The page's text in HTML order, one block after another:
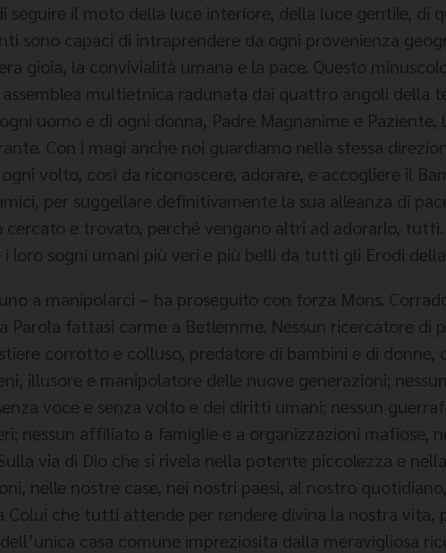
seguire il moto della luce interiore, della luce gentile, di
sono capaci di intraprendere da ogni provenienza
gioia, la convivialità umana e la pace. Questo
multietnica radunata dai quattro angoli della
uomo e di ogni donna, Padre Magnanime e
Con i magi anche noi guardiamo nella stessa
volto, così da riconoscere, adorare, e accogliere il
per suggellare definitivamente la sua alleanza di
cercato e trovato, perché vengano altri ad adorarlo,
loro sogni umani più veri e più belli da tutti gli Erodi
a manipolarci – ha proseguito con forza Mons.
Parola fattasi carme a Betlemme. Nessun ricercatore
corrotto e colluso, predatore di bambini e di donne,
illusore e manipolatore delle nuove generazioni;
voce e senza volto e dei diritti umani; nessun
nessun affiliato a famiglie e a organizzazioni mafiose,
via di Dio che si rivela nella potente piccolezza e
nelle nostre case, nei nostri paesi, al nostro
che tutti attende per rendere divina la nostra vita,
casa comune impreziosita dalla meravigliosa